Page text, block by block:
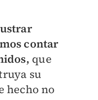
contar
que
su
hecho no